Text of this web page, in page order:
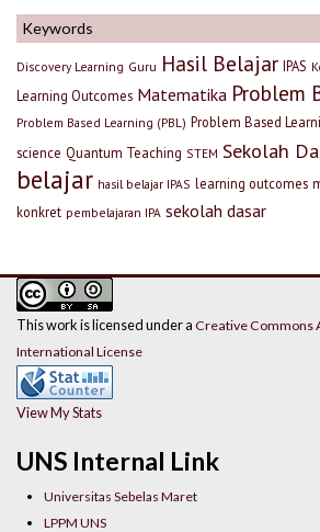
Keywords
Discovery Learning Guru Hasil Belajar IPAS
Learning Outcomes Matematika Problem
Problem Based Learning (PBL) Problem Based
science Quantum Teaching STEM Sekolah
belajar hasil belajar IPAS learning outcomes
konkret pembelajaran IPA sekolah dasar
UNS Internal Link
Universitas Sebelas Maret
LPPM UNS
This work is licensed under a Creative Commons
International License
View My Stats